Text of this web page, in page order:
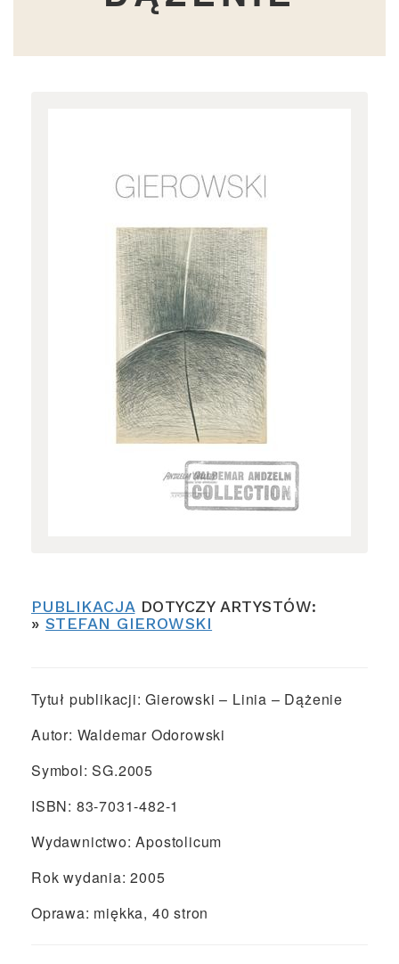
PUBLIKACJA DOTYCZY ARTYSTÓW:
» STEFAN GIEROWSKI
Tytuł publikacji: Gierowski – Linia – Dążenie
Autor: Waldemar Odorowski
Symbol: SG.2005
ISBN: 83-7031-482-1
Wydawnictwo: Apostolicum
Rok wydania: 2005
Oprawa: miękka, 40 stron